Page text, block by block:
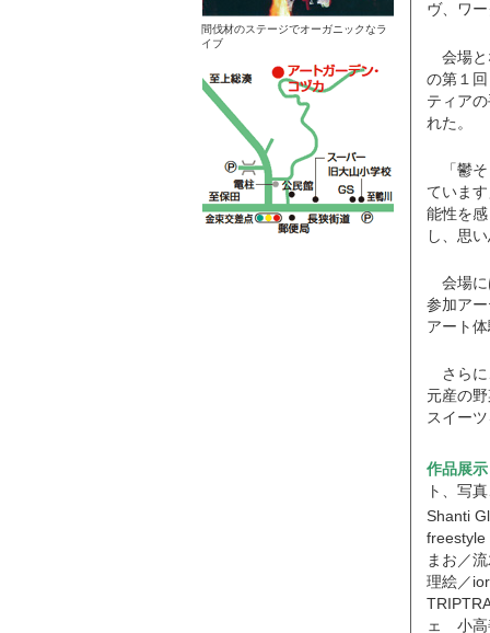
間伐材のステージでオーガニックなラ
イブ
ヴ、ワ
会場と
の第１
ティア
れた。
「鬱そ
ていま
能性を
し、思
会場に
参加ア
アート
さらに
元産の
スイー
作品展
ト、写
Shanti
freestyle
まお／
理絵／
ェ 小高